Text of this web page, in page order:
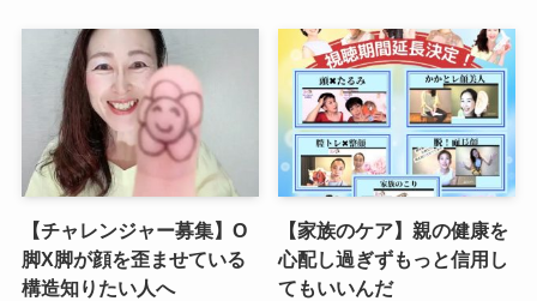
【チャレンジャー募集】O
脚X脚が顔を歪ませている
構造知りたい人へ
【家族のケア】親の健康を
心配し過ぎずもっと信用し
てもいいんだ